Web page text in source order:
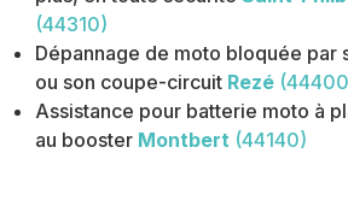
(44310)
Dépannage de moto bloquée par
ou son coupe-circuit Rezé
Assistance pour batterie moto à
au booster Montbert (44140)